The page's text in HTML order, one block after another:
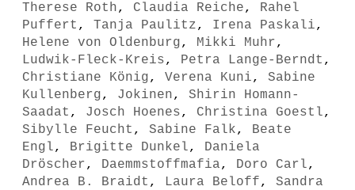
Therese Roth, Claudia Reiche, Rahel
Puffert , Tanja Paulitz, Irena Paskali,
Helene von Oldenburg, Mikki Muhr,
Ludwik-Fleck-Kreis, Petra Lange-Berndt ,
Christiane König, Verena Kuni, Sabine
Kullenberg, Jokinen, Shirin Homann-
Saadat , Josch Hoenes, Christina Goestl,
Sibylle Feucht , Sabine Falk, Beate
Engl, Brigitte Dunkel, Daniela
Dröscher, Daemmstoffmafia, Doro Carl,
Andrea B. Braidt , Laura Beloff, Sandra